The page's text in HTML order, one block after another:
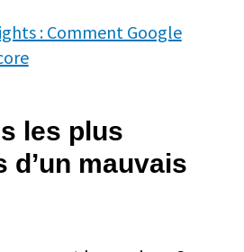
: Comment Google
les plus
d’un mauvais